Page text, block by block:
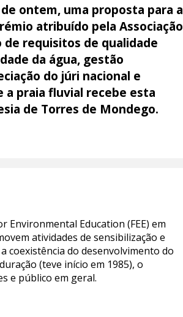
ontem, uma proposta para a
atribuído pela Associação
de requisitos de qualidade
da água, gestão
do júri nacional e
a praia fluvial recebe esta
de Torres de Mondego.
Environmental Education (FEE) em
atividades de sensibilização e
coexistência do desenvolvimento do
(teve início em 1985), o
e público em geral.